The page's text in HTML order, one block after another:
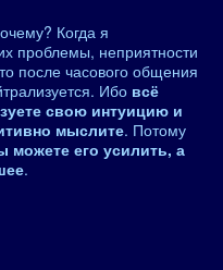
Когда я
проблемы, неприятности
после часового общения
Ибо всё
свою интуицию и
мыслите. Потому
можете его усилить, а
.